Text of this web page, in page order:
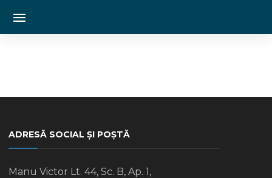
ADRESĂ SOCIAL ȘI POȘTĂ
Manu Victor Lt. 44, Sc. B, Ap. 1,